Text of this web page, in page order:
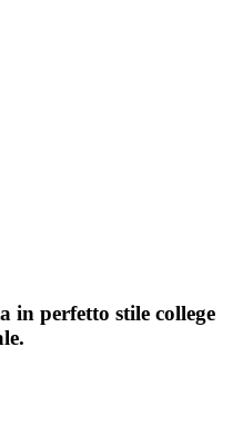
in perfetto stile college